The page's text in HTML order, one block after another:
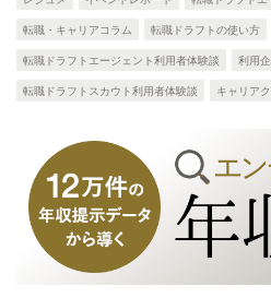
転職・キャリアコラム
転職ドラフトの使い方
転職ドラフトエージェント利用者体験談
利用
転職ドラフトスカウト利用者体験談
キャリア